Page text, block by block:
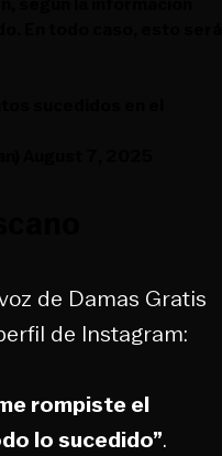
de Damas Gratis
de Instagram:
rompiste el
lo sucedido”.